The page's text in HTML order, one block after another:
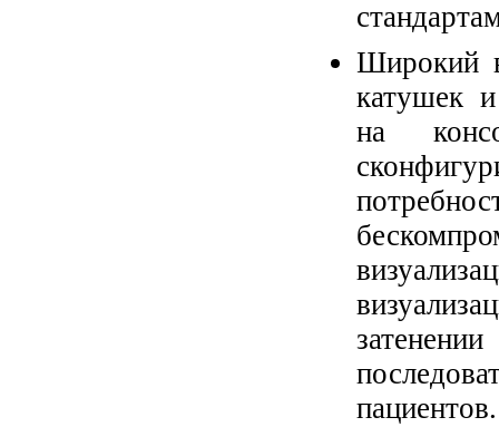
Широкий
катушек и
на
пациентов.